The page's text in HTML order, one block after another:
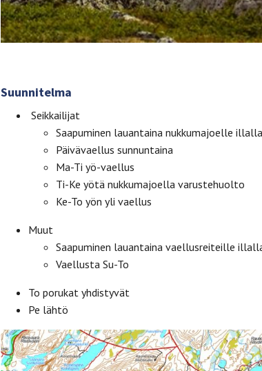
Suunnitelma
Seikkailijat
Saapuminen lauantaina nukkumajoelle illalla
Päivävaellus sunnuntaina
Ma-Ti yö-vaellus
Ti-Ke yötä nukkumajoella varustehuolto
Ke-To yön yli vaellus
Muut
Saapuminen lauantaina vaellusreiteille
Vaellusta Su-To
To porukat yhdistyvät
Pe lähtö